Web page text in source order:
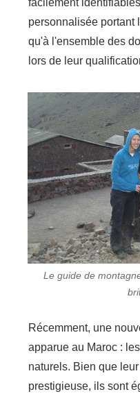
facilement
personnalisée portant
qu'à l'ensemble des
lors de leur
Le guide de
Récemment, une
apparue au Maroc :
naturels. Bien que
prestigieuse, ils sont